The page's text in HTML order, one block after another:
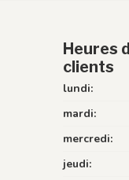
Heures
clients
lundi:
mardi:
mercredi:
jeudi: